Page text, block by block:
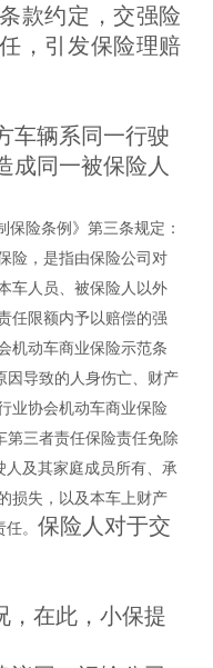
款约定，交强险
，引发保险理赔
车辆系同一行驶
成同一被保险人
保险条例 》第三条规定：
险，是指由保险公司对
车人员、被保险人以外
任限额内予以赔偿的强
机动车商业保险示范条
因导致的人身伤亡、财产
业协会机动车商业保险
第三者责任保险责任免除
及其家庭成员所有、承
损失，以及本车上财产
。 保险 人 对于交
，在此，小保提